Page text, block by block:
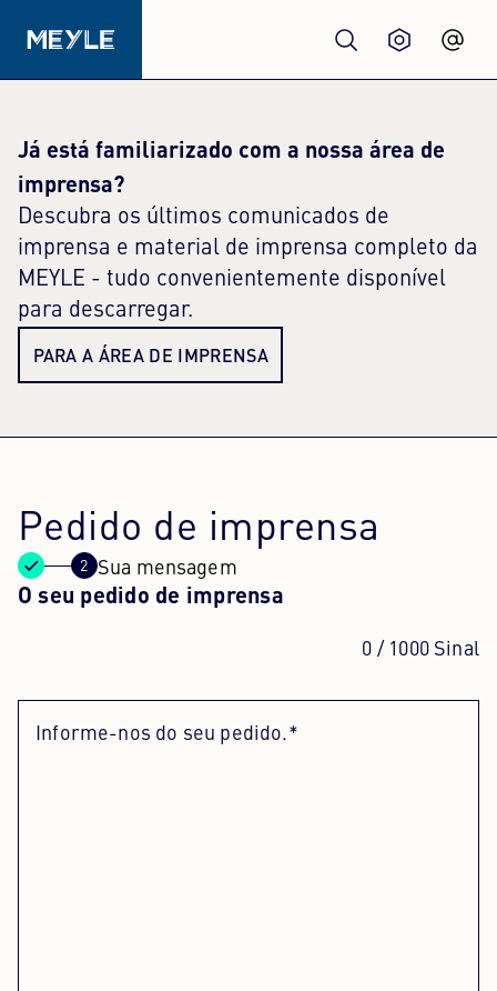
Qualidade
Oficinas
Distribuidores
Centro de conteúdos
Imprensa
Boletim informativo
Língua: Português
Já está familiarizado com a nossa área de
imprensa?
Descubra os últimos comunicados de
imprensa e material de imprensa completo da
MEYLE - tudo convenientemente disponível
para descarregar.
PARA A ÁREA DE IMPRENSA
Pedido de imprensa
Sua mensagem
O seu pedido de imprensa
0 / 1000 Sinal
Informe-nos do seu pedido.*